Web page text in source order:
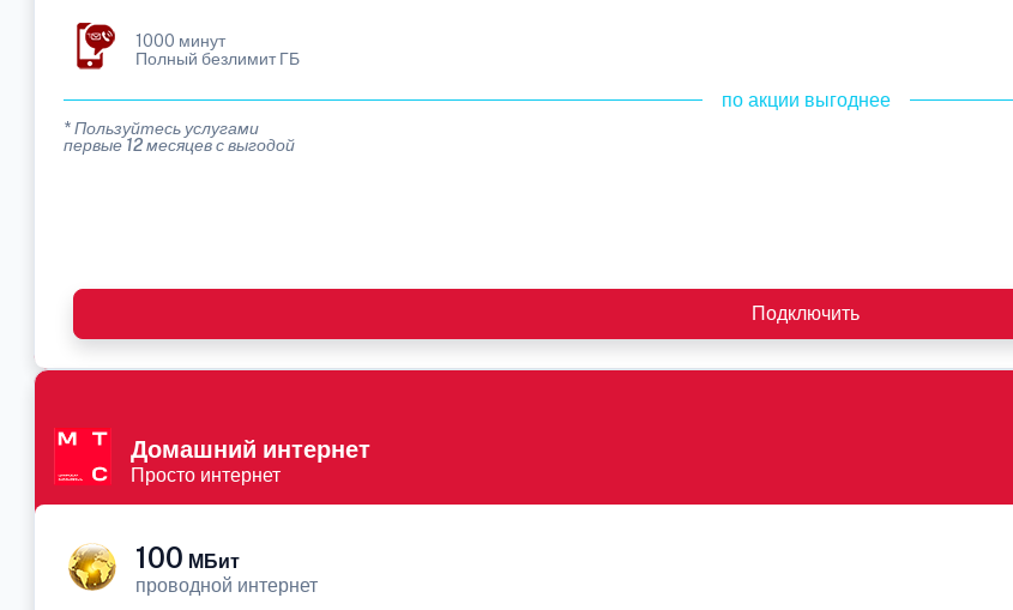
1000 минут
Полный безлимит ГБ
по акции выгоднее
* Пользуйтесь услугами
первые 12 месяцев с выгодой
Подключить
Домашний интернет
Просто интернет
100 МБит
проводной интернет